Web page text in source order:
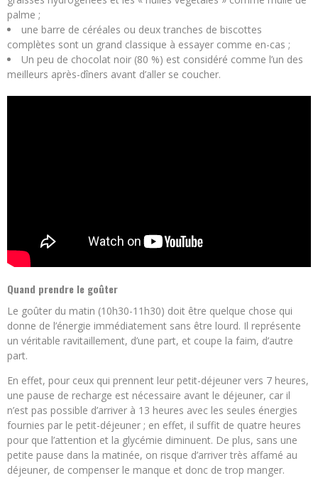
palme ;
une barre de céréales ou deux tranches de biscottes
complètes sont un grand classique à essayer comme en-cas ;
Un peu de chocolat noir (80 %) est considéré comme l’un des
meilleurs après-dîners avant d’aller se coucher.
Quand prendre le goûter
Le goûter du matin (10h30-11h30) doit être quelque chose qui
donne de l’énergie immédiatement sans être lourd. Il représente
un véritable ravitaillement, d’une part, et coupe la faim, d’autre
part.
En effet, pour ceux qui prennent leur petit-déjeuner vers 7 heures,
une pause de recharge est nécessaire avant le déjeuner, car il
n’est pas possible d’arriver à 13 heures avec les seules énergies
fournies par le petit-déjeuner ; en effet, il suffit de quatre heures
pour que l’attention et la glycémie diminuent. De plus, sans une
petite pause dans la matinée, on risque d’arriver très affamé au
déjeuner, de compenser le manque et donc de trop manger.